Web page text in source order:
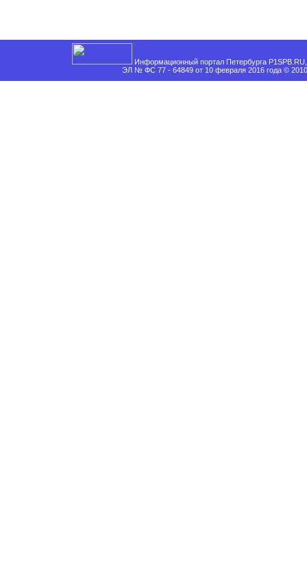
Информационный портал Петербурга
ЭЛ № ФС 77 - 64849 от 10 февраля 2016 года ©